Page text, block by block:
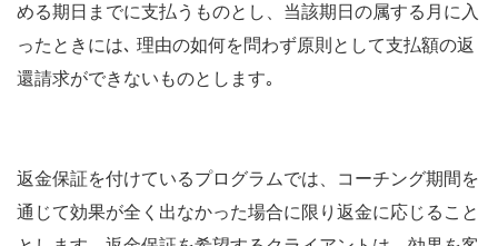
める期日までに支払うものとし、当該期日の属する月に入
ったときには､ 理由の如何を問わず原則として支払額の返
還請求ができないものとします｡
返金保証を付けているプログラムでは、コーチング期間を
通じて効果が全く出なかった場合に限り返金に応じること